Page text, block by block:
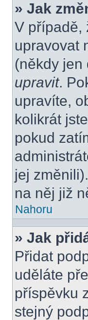
» Jak
V případě,
upravovat
(někdy jen
upravit.
upravíte,
kolikrát
pokud
jej
na něj již
Nahoru
» Jak
Přidat
uděláte
příspěvku
stejný